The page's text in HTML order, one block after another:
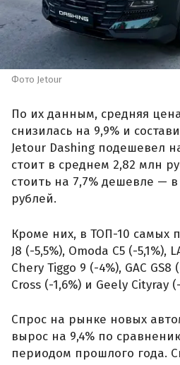
Фото Jetour
По их данным, средняя
снизилась на 9,9% и
Jetour Dashing подешевел
стоит в среднем 2,82 млн
стоить на 7,7% дешевле —
рублей.
Кроме них, в ТОП-10 самых
J8 (-5,5%), Omoda C5 (-5,1%),
Chery Tiggo 9 (-4%), GAC GS8
Cross (-1,6%) и Geely Cityray (-
Спрос на рынке новых
вырос на 9,4% по
периодом прошлого года.